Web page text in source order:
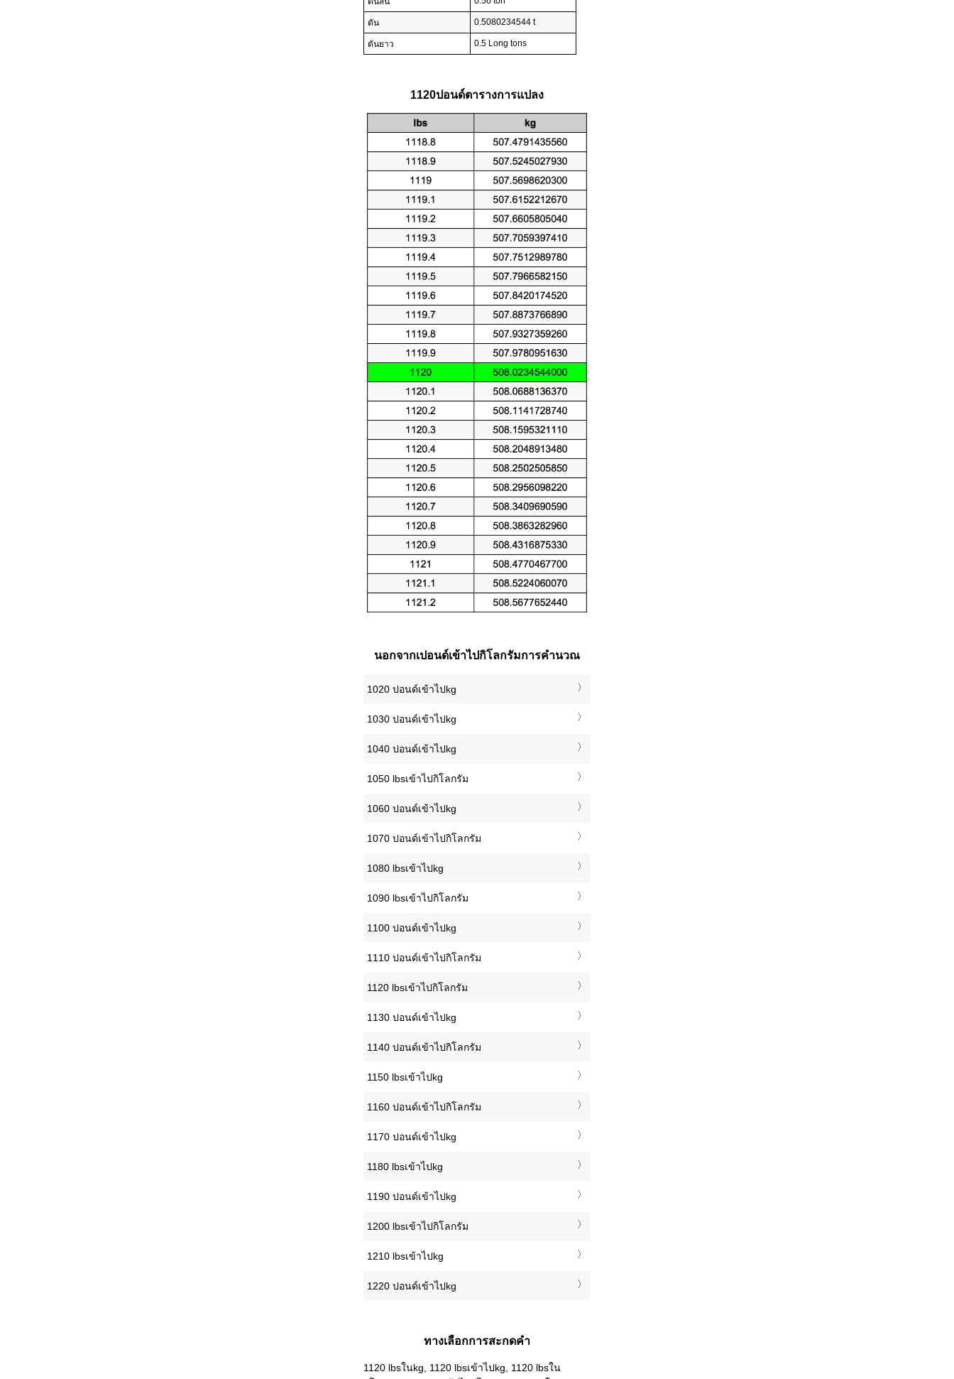
ตัน 0.5080234544 t
ตันยาว 0.5 Long tons
1120ปอนด์ตารางการแปลง
นอกจากเปอนด์เข้าไปกิโลกรัมการคำนวณ
1020 ปอนด์เข้าไปkg
1030 ปอนด์เข้าไปkg
1040 ปอนด์เข้าไปkg
1050 lbsเข้าไปกิโลกรัม
1060 ปอนด์เข้าไปkg
1070 ปอนด์เข้าไปกิโลกรัม
1080 lbsเข้าไปkg
1090 lbsเข้าไปกิโลกรัม
1100 ปอนด์เข้าไปkg
1110 ปอนด์เข้าไปกิโลกรัม
1120 lbsเข้าไปกิโลกรัม
1130 ปอนด์เข้าไปkg
1140 ปอนด์เข้าไปกิโลกรัม
1150 lbsเข้าไปkg
1160 ปอนด์เข้าไปกิโลกรัม
1170 ปอนด์เข้าไปkg
1180 lbsเข้าไปkg
1190 ปอนด์เข้าไปkg
1200 lbsเข้าไปกิโลกรัม
1210 lbsเข้าไปkg
1220 ปอนด์เข้าไปkg
ทางเลือกการสะกดคำ
1120 lbsในkg, 1120 lbsเข้าไปkg, 1120 lbsใน